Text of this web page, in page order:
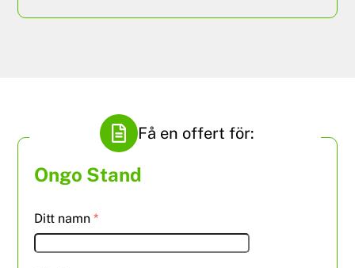
Få en offert för:
Ongo Stand
Ditt namn*